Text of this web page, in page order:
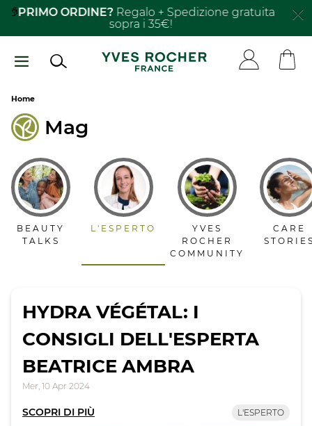
Salta
principale
Solari e Monoïil secondo al -40%​
Breadcrumb
Home
Mag
BEAUTY
TALKS
L'ESPERTO
YVES
ROCHER
COMMUNITY
CARE
HYDRA VÉGÉTAL: I
CONSIGLI DELL'ESPERTA
BEATRICE AMBRA
Mer, 10 Apr 2024
SCOPRI DI PIÙ L'ESPERTO